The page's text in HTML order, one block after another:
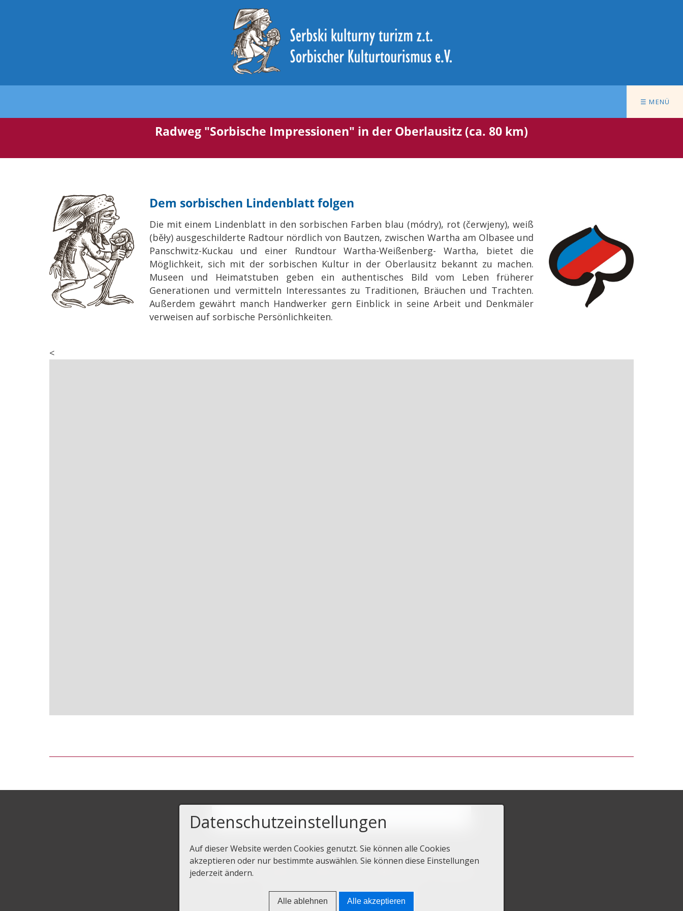
☰ MENÜ
Radweg "Sorbische Impressionen" in der Oberlausitz (ca. 80 km)
Dem sorbischen Lindenblatt folgen
Die mit einem Lindenblatt in den sorbischen Farben blau (módry), rot (čerwjeny), weiß
(běły) ausgeschilderte Radtour nördlich von Bautzen, zwischen Wartha am Olbasee und
Panschwitz-Kuckau und einer Rundtour Wartha-Weißenberg- Wartha, bietet die
Möglichkeit, sich mit der sorbischen Kultur in der Oberlausitz bekannt zu machen.
Museen und Heimatstuben geben ein authentisches Bild vom Leben früherer
Generationen und vermitteln Interessantes zu Traditionen, Bräuchen und Trachten.
Außerdem gewährt manch Handwerker gern Einblick in seine Arbeit und Denkmäler
verweisen auf sorbische Persönlichkeiten.
<
Startseite
© 2020 Sorbischer Kulturtourismus
Datenschutzeinstellungen
Auf dieser Website werden Cookies genutzt. Sie können alle Cookies
akzeptieren oder nur bestimmte auswählen. Sie können diese Einstellungen
jederzeit ändern.
Alle ablehnen Alle akzeptieren